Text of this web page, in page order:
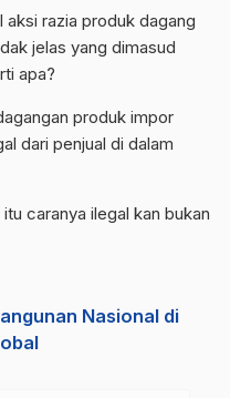
aksi razia produk dagang
jelas yang dimasud
apa?
produk impor
dari penjual di dalam
caranya ilegal kan bukan
Nasional di